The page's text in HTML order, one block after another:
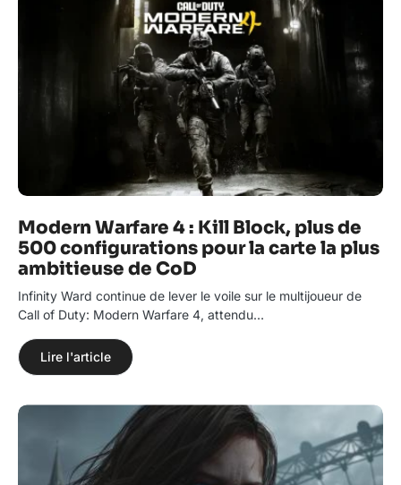
Modern Warfare 4 : Kill Block, plus de
500 configurations pour la carte la plus
ambitieuse de CoD
Infinity Ward continue de lever le voile sur le multijoueur de
Call of Duty: Modern Warfare 4, attendu…
Lire l'article